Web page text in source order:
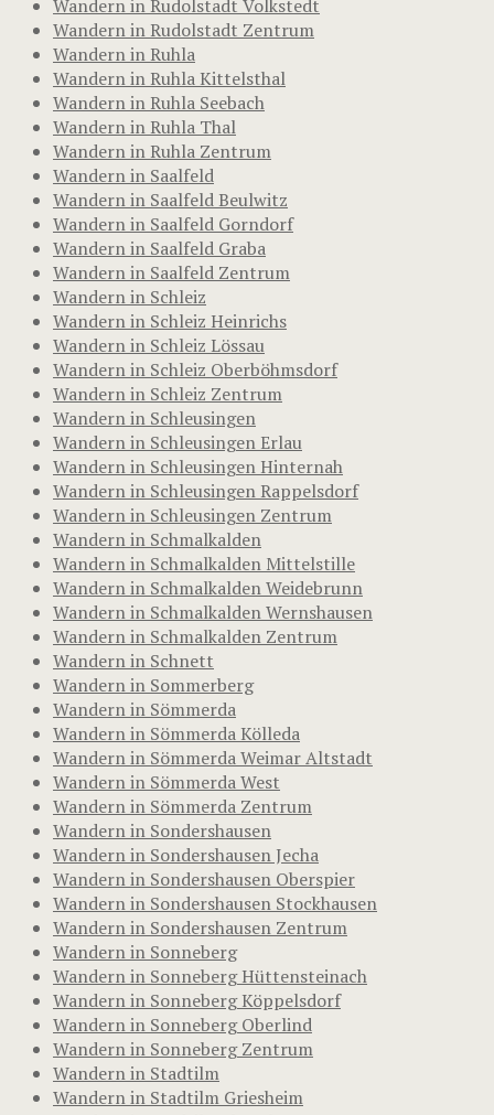
Wandern in Rudolstadt Volkstedt
Wandern in Rudolstadt Zentrum
Wandern in Ruhla
Wandern in Ruhla Kittelsthal
Wandern in Ruhla Seebach
Wandern in Ruhla Thal
Wandern in Ruhla Zentrum
Wandern in Saalfeld
Wandern in Saalfeld Beulwitz
Wandern in Saalfeld Gorndorf
Wandern in Saalfeld Graba
Wandern in Saalfeld Zentrum
Wandern in Schleiz
Wandern in Schleiz Heinrichs
Wandern in Schleiz Lössau
Wandern in Schleiz Oberböhmsdorf
Wandern in Schleiz Zentrum
Wandern in Schleusingen
Wandern in Schleusingen Erlau
Wandern in Schleusingen Hinternah
Wandern in Schleusingen Rappelsdorf
Wandern in Schleusingen Zentrum
Wandern in Schmalkalden
Wandern in Schmalkalden Mittelstille
Wandern in Schmalkalden Weidebrunn
Wandern in Schmalkalden Wernshausen
Wandern in Schmalkalden Zentrum
Wandern in Schnett
Wandern in Sommerberg
Wandern in Sömmerda
Wandern in Sömmerda Kölleda
Wandern in Sömmerda Weimar Altstadt
Wandern in Sömmerda West
Wandern in Sömmerda Zentrum
Wandern in Sondershausen
Wandern in Sondershausen Jecha
Wandern in Sondershausen Oberspier
Wandern in Sondershausen Stockhausen
Wandern in Sondershausen Zentrum
Wandern in Sonneberg
Wandern in Sonneberg Hüttensteinach
Wandern in Sonneberg Köppelsdorf
Wandern in Sonneberg Oberlind
Wandern in Sonneberg Zentrum
Wandern in Stadtilm
Wandern in Stadtilm Griesheim